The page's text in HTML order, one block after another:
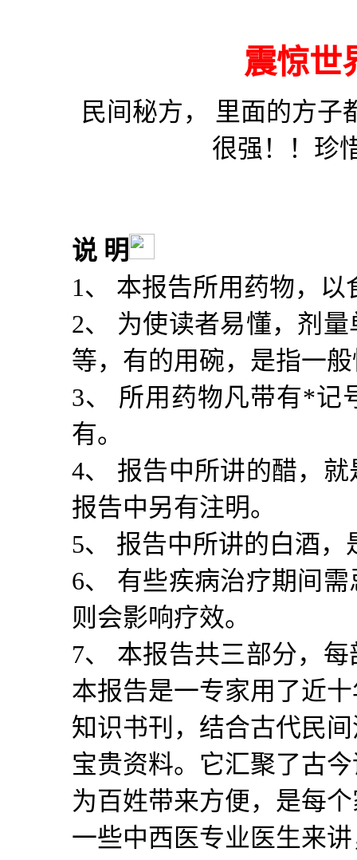
震惊世
民间秘方， 里面的方
很强！！珍
说 明
1 、 本报告所用药物，
2、 为使读者易懂，剂
等，有的用碗，是指一
3、 所用药物凡带有*记
有。
4、 报告中所讲的醋，
报告中另有注明。
5、 报告中所讲的白酒，
6、 有些疾病治疗期间
则会影响疗效。
7、 本报告共三部分，
本报告是一专家用了近
知识书刊，结合古代民
宝贵资料。它汇聚了古
为百姓带来方便，是每
一些中西医专业医生来